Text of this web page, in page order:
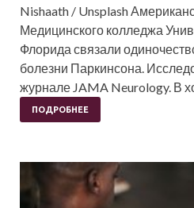
Nishaath / Unsplash
Медицинского колледжа
Флорида связали
болезни Паркинсона.
журнале JAMA Neurology. В
ПОДРОБНЕЕ